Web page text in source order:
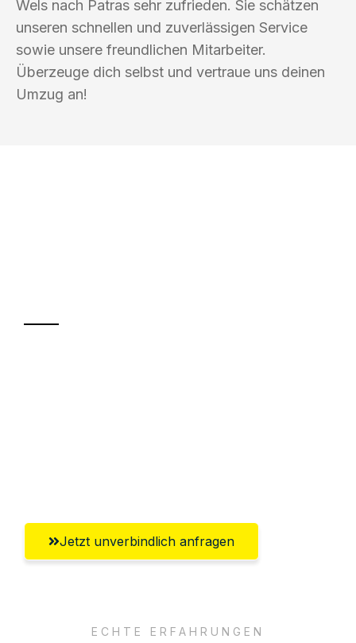
Wels nach Patras sehr zufrieden. Sie schätzen
unseren schnellen und zuverlässigen Service
sowie unsere freundlichen Mitarbeiter.
Überzeuge dich selbst und vertraue uns deinen
Umzug an!
Jetzt unverbindlich anfragen
ECHTE ERFAHRUNGEN